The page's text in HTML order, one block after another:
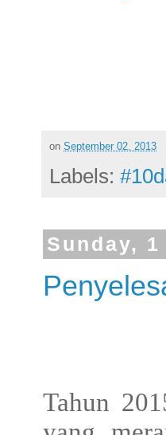
on September 02, 2013
Labels:
Sunday,
Tahun